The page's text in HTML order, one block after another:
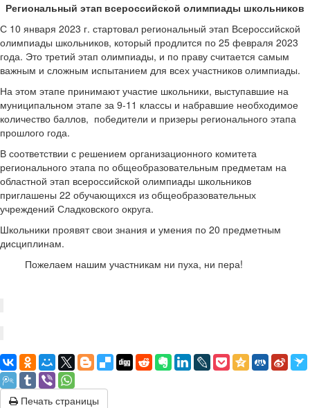
Региональный этап всероссийской олимпиады школьников
С 10 января 2023 г. стартовал региональный этап Всероссийской
олимпиады школьников, который продлится по 25 февраля 2023
года. Это третий этап олимпиады, и по праву считается самым
важным и сложным испытанием для всех участников олимпиады.
На этом этапе принимают участие школьники, выступавшие на
муниципальном этапе за 9-11 классы и набравшие необходимое
количество баллов, победители и призеры регионального этапа
прошлого года.
В соответствии с решением организационного комитета
регионального этапа по общеобразовательным предметам на
областной этап всероссийской олимпиады школьников
приглашены 22 обучающихся из общеобразовательных
учреждений Сладковского округа.
Школьники проявят свои знания и умения по 20 предметным
дисциплинам.
Пожелаем нашим участникам ни пуха, ни пера!
Печать страницы